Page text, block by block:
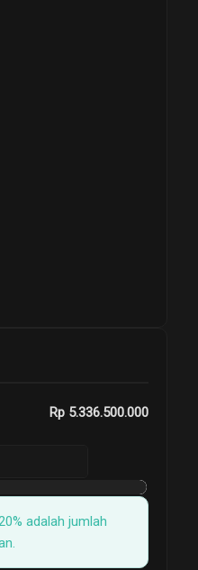
Rp 5.336.500.000
adalah jumlah